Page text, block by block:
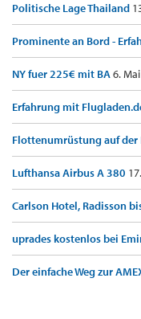
Politische Lage Thailand
Prominente an Bord -
NY fuer 225€ mit BA6.
Erfahrung mit
Flottenumrüstung auf der
Lufthansa Airbus A 380
Carlson Hotel, Radisson
uprades kostenlos bei
Der einfache Weg zur